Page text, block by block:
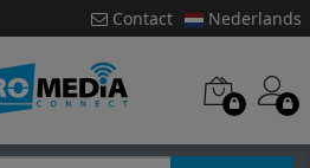
Contact Nederlands